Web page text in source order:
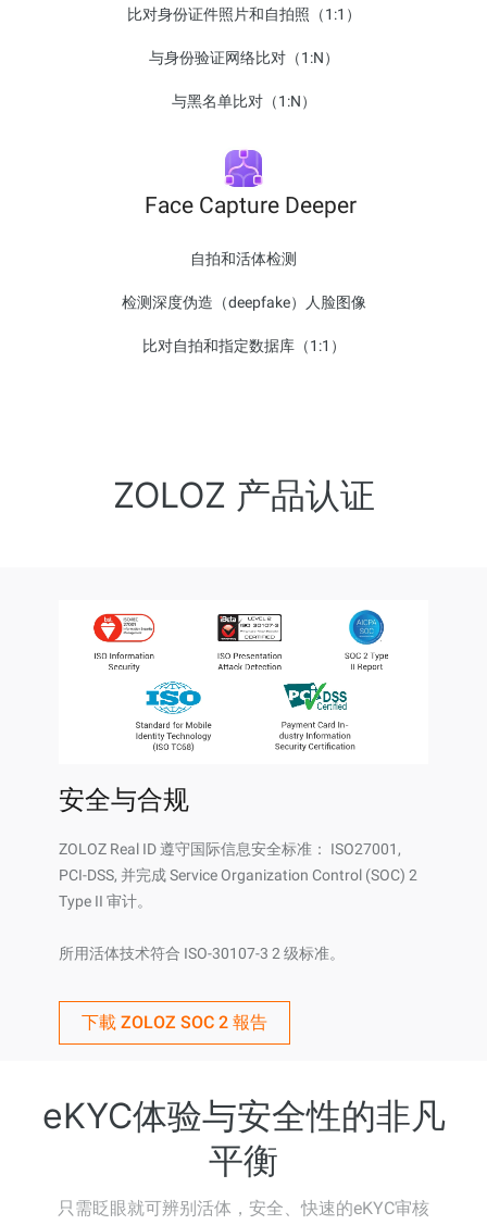
比对身份证件照片和自拍照（1:1）
与身份验证网络比对（1:N）
与黑名单比对（1:N）
Face Capture Deeper
自拍和活体检测
检测深度伪造（deepfake）人脸图像
比对自拍和指定数据库（1:1）
ZOLOZ 产品认证
安全与合规
ZOLOZ Real ID 遵守国际信息安全标准： ISO27001,
PCI-DSS, 并完成 Service Organization Control (SOC) 2
Type II 审计。
所用活体技术符合 ISO-30107-3 2 级标准。
下載 ZOLOZ SOC 2 報告
eKYC体验与安全性的非凡
平衡
只需眨眼就可辨别活体，安全、快速的eKYC审核